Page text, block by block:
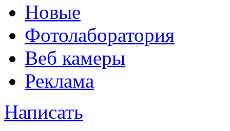
Новые
Фотолаборатория
Веб камеры
Реклама
Написать